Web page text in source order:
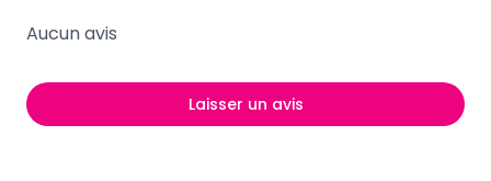
Aucun avis
Laisser un avis